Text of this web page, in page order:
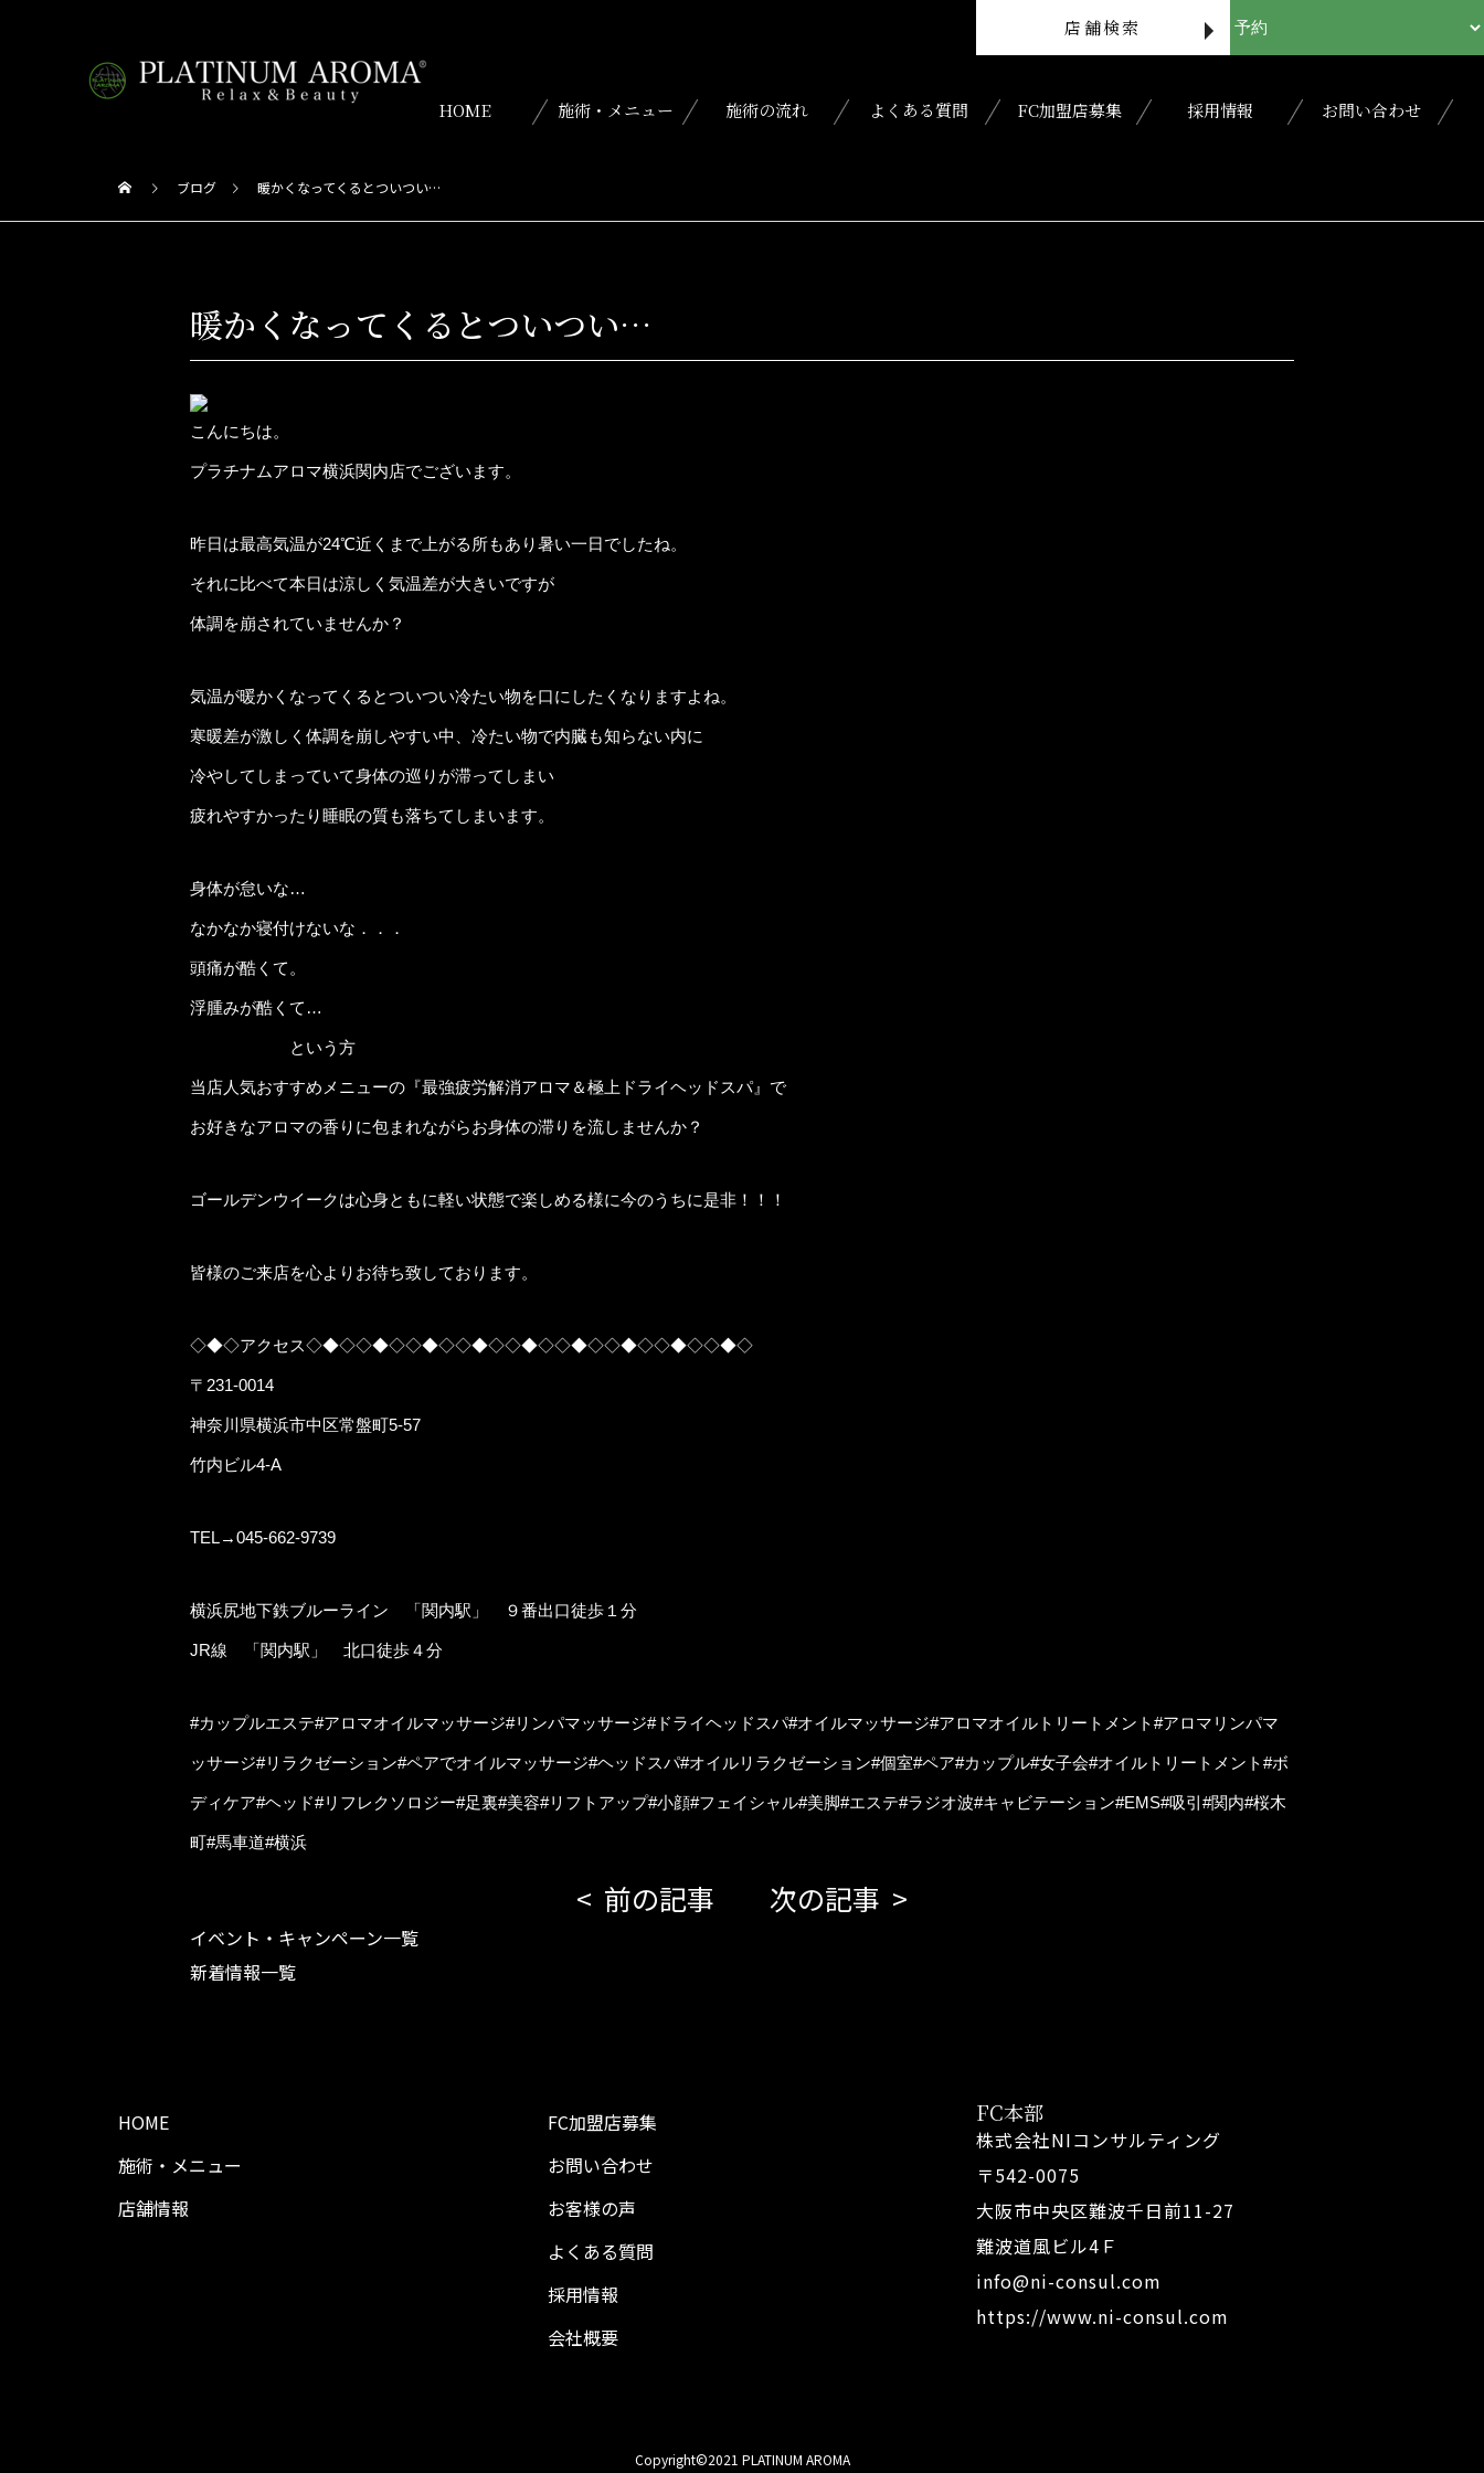
店舗検索
HOME 施術・メニュー 施術の流れ よくある質問 FC加盟店募集 採用情報 お問い合わせ
ブログ 暖かくなってくるとついつい…
暖かくなってくるとついつい…
こんにちは。
プラチナムアロマ横浜関内店でございます。
昨日は最高気温が24℃近くまで上がる所もあり暑い一日でしたね。
それに比べて本日は涼しく気温差が大きいですが
体調を崩されていませんか？
気温が暖かくなってくるとついつい冷たい物を口にしたくなりますよね。
寒暖差が激しく体調を崩しやすい中、冷たい物で内臓も知らない内に
冷やしてしまっていて身体の巡りが滞ってしまい
疲れやすかったり睡眠の質も落ちてしまいます。
身体が怠いな…
なかなか寝付けないな．．．
頭痛が酷くて。
浮腫みが酷くて…
という方
当店人気おすすめメニューの『最強疲労解消アロマ＆極上ドライヘッドスパ』で
お好きなアロマの香りに包まれながらお身体の滞りを流しませんか？
ゴールデンウイークは心身ともに軽い状態で楽しめる様に今のうちに是非！！！
皆様のご来店を心よりお待ち致しております。
◇◆◇アクセス◇◆◇◇◆◇◇◆◇◇◆◇◇◆◇◇◆◇◇◆◇◇◆◇◇◆◇
〒231-0014
神奈川県横浜市中区常盤町5-57
竹内ビル4-A
TEL→045-662-9739
横浜尻地下鉄ブルーライン 「関内駅」 ９番出口徒歩１分
JR線 「関内駅」 北口徒歩４分
#カップルエステ#アロマオイルマッサージ#リンパマッサージ#ドライヘッドスパ#オイルマッサージ#アロマオイルトリートメント#アロマリンパマ
ッサージ#リラクゼーション#ペアでオイルマッサージ#ヘッドスパ#オイルリラクゼーション#個室#ペア#カップル#女子会#オイルトリートメント#ボ
ディケア#ヘッド#リフレクソロジー#足裏#美容#リフトアップ#小顔#フェイシャル#美脚#エステ#ラジオ波#キャビテーション#EMS#吸引#関内#桜木
町#馬車道#横浜
前の記事 次の記事
イベント・キャンペーン一覧
新着情報一覧
HOME
施術・メニュー
店舗情報
FC加盟店募集
お問い合わせ
お客様の声
よくある質問
採用情報
会社概要
FC本部
株式会社NIコンサルティング
〒542-0075
大阪市中央区難波千日前11-27
難波道風ビル4Ｆ
info@ni-consul.com
https://www.ni-consul.com
Copyright©2021 PLATINUM AROMA